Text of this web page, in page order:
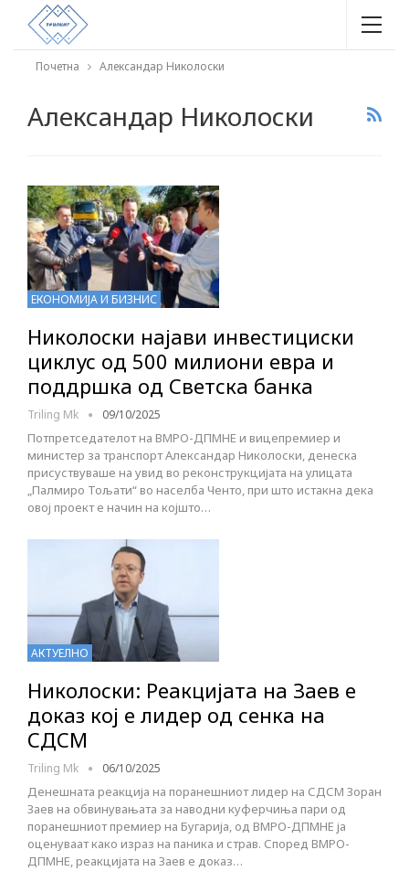
Почетна Александар Николоски
Александар Николоски
ЕКОНОМИЈА И БИЗНИС
Николоски најави инвестициски
циклус од 500 милиони евра и
поддршка од Светска банка
Triling Mk 09/10/2025
Потпретседателот на ВМРО-ДПМНЕ и вицепремиер и
министер за транспорт Александар Николоски, денеска
присуствуваше на увид во реконструкцијата на улицата
„Палмиро Тољати“ во населба Ченто, при што истакна дека
овој проект е начин на којшто…
АКТУЕЛНО
Николоски: Реакцијата на Заев е
доказ кој е лидер од сенка на
СДСМ
Triling Mk 06/10/2025
Денешната реакција на поранешниот лидер на СДСМ Зоран
Заев на обвинувањата за наводни куферчиња пари од
поранешниот премиер на Бугарија, од ВМРО-ДПМНЕ ја
оценуваат како израз на паника и страв. Според ВМРО-
ДПМНЕ, реакцијата на Заев е доказ…